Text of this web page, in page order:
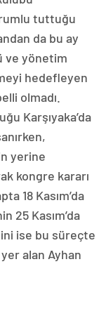
tuttuğu
da bu ay
ve yönetim
hedefleyen
olmadı.
Karşıyaka’da
yerine
kongre kararı
18 Kasım’da
25 Kasım’da
ise bu süreçte
alan Ayhan